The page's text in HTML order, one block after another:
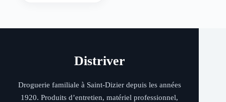
Distriver
Droguerie familiale à Saint-Dizier depuis les années
1920. Produits d’entretien, matériel professionnel,